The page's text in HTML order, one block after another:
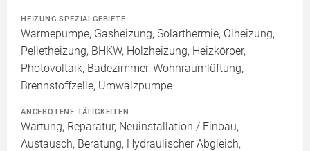
HEIZUNG SPEZIALGEBIETE
Wärmepumpe, Gasheizung, Solarthermie, Ölheizung,
Pelletheizung, BHKW, Holzheizung, Heizkörper,
Photovoltaik, Badezimmer, Wohnraumlüftung,
Brennstoffzelle, Umwälzpumpe
ANGEBOTENE TÄTIGKEITEN
Wartung, Reparatur, Neuinstallation / Einbau,
Austausch, Beratung, Hydraulischer Abgleich,